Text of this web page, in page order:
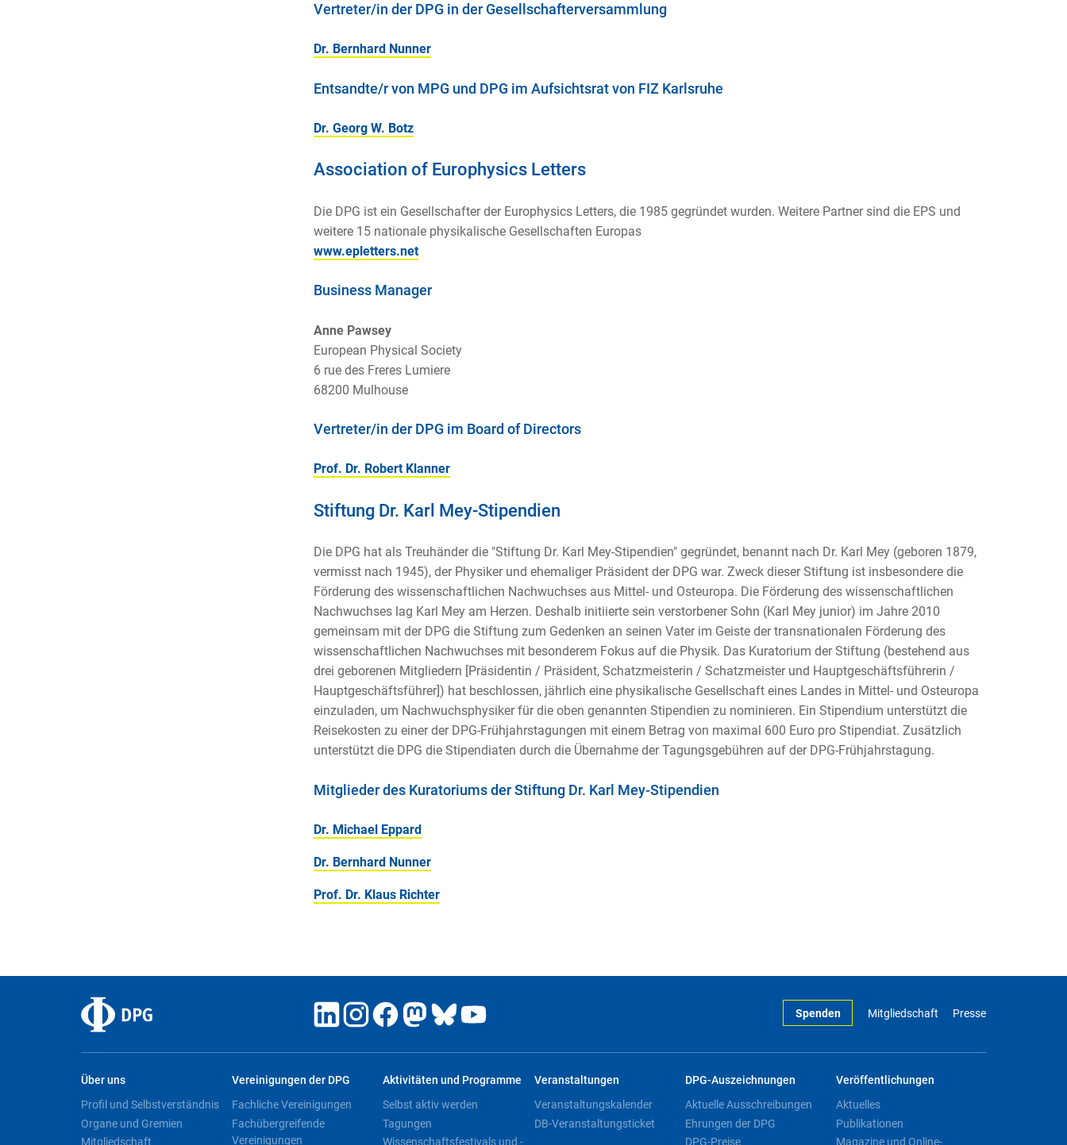
Vertreter/in der DPG in der Gesellschafterversammlung
Dr. Bernhard Nunner
Entsandte/r von MPG und DPG im Aufsichtsrat von FIZ Karlsruhe
Dr. Georg W. Botz
Association of Europhysics Letters
Die DPG ist ein Gesellschafter der Europhysics Letters, die 1985 gegründet wurden. Weitere Partner sind die EPS und
weitere 15 nationale physikalische Gesellschaften Europas
www.epletters.net
Business Manager
Anne Pawsey
European Physical Society
6 rue des Freres Lumiere
68200 Mulhouse
Vertreter/in der DPG im Board of Directors
Prof. Dr. Robert Klanner
Stiftung Dr. Karl Mey-Stipendien
Die DPG hat als Treuhänder die "Stiftung Dr. Karl Mey-Stipendien" gegründet, benannt nach Dr. Karl Mey (geboren 1879,
vermisst nach 1945), der Physiker und ehemaliger Präsident der DPG war. Zweck dieser Stiftung ist insbesondere die
Förderung des wissenschaftlichen Nachwuchses aus Mittel- und Osteuropa. Die Förderung des wissenschaftlichen
Nachwuchses lag Karl Mey am Herzen. Deshalb initiierte sein verstorbener Sohn (Karl Mey junior) im Jahre 2010
gemeinsam mit der DPG die Stiftung zum Gedenken an seinen Vater im Geiste der transnationalen Förderung des
wissenschaftlichen Nachwuchses mit besonderem Fokus auf die Physik. Das Kuratorium der Stiftung (bestehend aus
drei geborenen Mitgliedern [Präsidentin / Präsident, Schatzmeisterin / Schatzmeister und Hauptgeschäftsführerin /
Hauptgeschäftsführer]) hat beschlossen, jährlich eine physikalische Gesellschaft eines Landes in Mittel- und Osteuropa
einzuladen, um Nachwuchsphysiker für die oben genannten Stipendien zu nominieren. Ein Stipendium unterstützt die
Reisekosten zu einer der DPG-Frühjahrstagungen mit einem Betrag von maximal 600 Euro pro Stipendiat. Zusätzlich
unterstützt die DPG die Stipendiaten durch die Übernahme der Tagungsgebühren auf der DPG-Frühjahrstagung.
Mitglieder des Kuratoriums der Stiftung Dr. Karl Mey-Stipendien
Dr. Michael Eppard
Dr. Bernhard Nunner
Prof. Dr. Klaus Richter
Spenden Mitgliedschaft Presse
Über uns
Profil und Selbstverständnis
Organe und Gremien
Mitgliedschaft
Vereinigungen der DPG
Fachliche Vereinigungen
Fachübergreifende
Vereinigungen
Aktivitäten und Programme
Selbst aktiv werden
Tagungen
Wissenschaftsfestivals und -
Veranstaltungen
Veranstaltungskalender
DB-Veranstaltungsticket
DPG-Auszeichnungen
Aktuelle Ausschreibungen
Ehrungen der DPG
DPG-Preise
Veröffentlichungen
Aktuelles
Publikationen
Magazine und Online-